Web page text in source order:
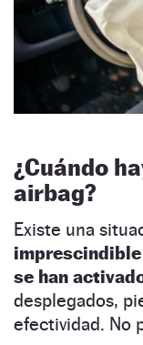
¿Cuándo
airbag?
Existe una
se han
desplegados,
efectividad. No